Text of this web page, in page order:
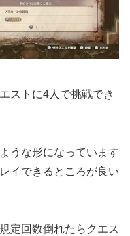
ストに4人で挑戦でき
うな形になっています
イできるところが良い
定回数倒れたらクエス